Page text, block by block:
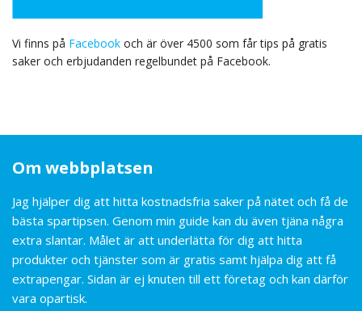
Vi finns på Facebook och är över 4500 som får tips på gratis
saker och erbjudanden regelbundet på Facebook.
Om webbplatsen
Jag hjälper dig att hitta kostnadsfria saker på nätet och få de
bästa spartipsen. Genom min guide kan du även tjäna några
extra slantar. Målet är att underlätta för dig att hitta
produkter och tjänster som är gratis samt hjälpa dig att få
extrapengar. Sidan är ej knuten till ett företag och kan därför
vara opartisk.